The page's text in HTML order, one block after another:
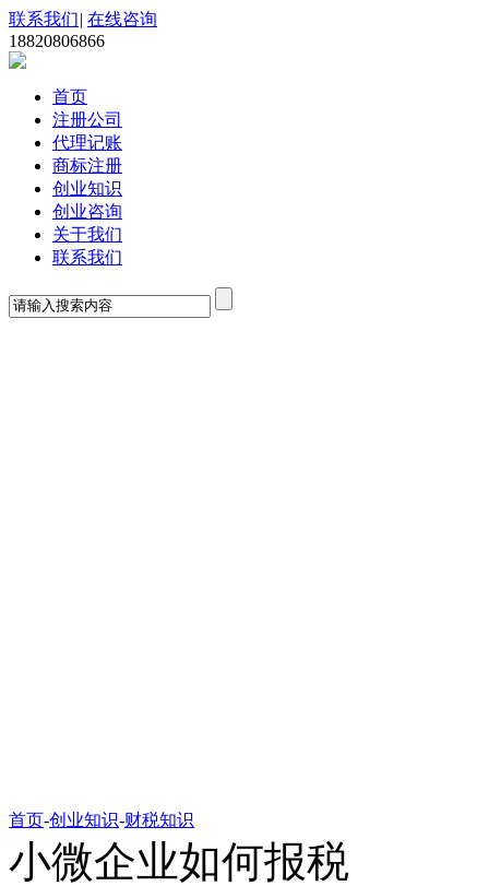
联系我们| 在线咨询
18820806866
首页
注册公司
代理记账
商标注册
创业知识
创业咨询
关于我们
联系我们
首页-创业知识-财税知识
小微企业如何报税